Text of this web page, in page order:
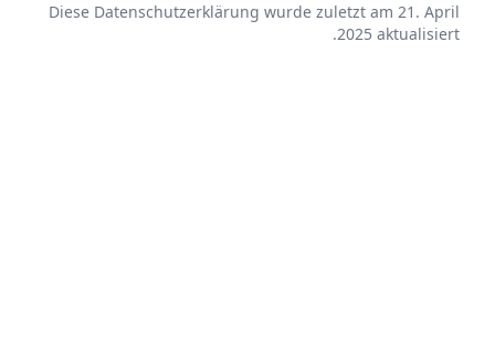
Diese Datenschutzerklärung wurde zuletzt am 21. April
2025 aktualisiert.